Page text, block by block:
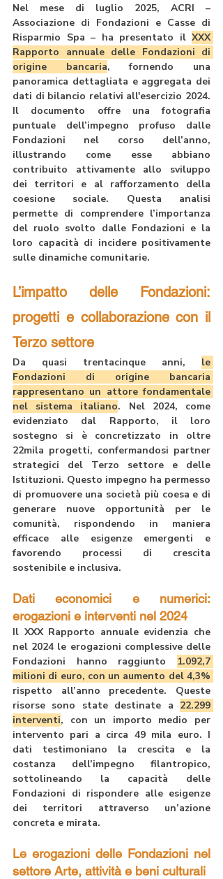
Nel mese di luglio 2025, ACRI –
Associazione di Fondazioni e Casse di
Risparmio Spa – ha presentato il XXX
Rapporto annuale delle Fondazioni di
origine bancaria, fornendo una
panoramica dettagliata e aggregata dei
dati di bilancio relativi all'esercizio 2024.
Il documento offre una fotografia
puntuale dell’impegno profuso dalle
Fondazioni nel corso dell’anno,
illustrando come esse abbiano
contribuito attivamente allo sviluppo
dei territori e al rafforzamento della
coesione sociale. Questa analisi
permette di comprendere l’importanza
del ruolo svolto dalle Fondazioni e la
loro capacità di incidere positivamente
sulle dinamiche comunitarie.
L’impatto delle Fondazioni:
progetti e collaborazione con il
Terzo settore
Da quasi trentacinque anni, le
Fondazioni di origine bancaria
rappresentano un attore fondamentale
nel sistema italiano. Nel 2024, come
evidenziato dal Rapporto, il loro
sostegno si è concretizzato in oltre
22mila progetti, confermandosi partner
strategici del Terzo settore e delle
Istituzioni. Questo impegno ha permesso
di promuovere una società più coesa e di
generare nuove opportunità per le
comunità, rispondendo in maniera
efficace alle esigenze emergenti e
favorendo processi di crescita
sostenibile e inclusiva.
Dati economici e numerici:
erogazioni e interventi nel 2024
Il XXX Rapporto annuale evidenzia che
nel 2024 le erogazioni complessive delle
Fondazioni hanno raggiunto
1.092,7
milioni di euro, con un aumento del 4,3%
rispetto all’anno precedente. Queste
risorse sono state destinate a 22.299
interventi, con un importo medio per
intervento pari a circa 49 mila euro. I
dati testimoniano la crescita e la
costanza dell’impegno filantropico,
sottolineando la capacità delle
Fondazioni di rispondere alle esigenze
dei territori attraverso un’azione
concreta e mirata.
Le erogazioni delle Fondazioni nel
settore Arte, attività e beni culturali